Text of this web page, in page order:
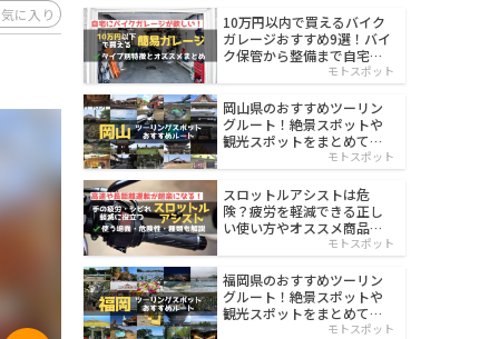
に入り
10万円以内で買えるバイク
ガレージおすすめ9選！バイ
ク保管から整備まで自宅で
モトスポット
岡山県のおすすめツーリン
グルート！絶景スポットや
観光スポットをまとめて紹
モトスポット
スロットルアシストは危
険？疲労を軽減できる正し
い使い方やオススメ商品を
モトスポット
福岡県のおすすめツーリン
グルート！絶景スポットや
観光スポットをまとめて紹
モトスポット